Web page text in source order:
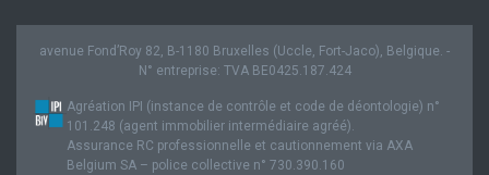
avenue Fond’Roy 82, B-1180 Bruxelles (Uccle, Fort-Jaco), Belgique. -
N° entreprise: TVA BE0425.187.424
Agréation IPI (instance de contrôle et code de déontologie) n°
101.248 (agent immobilier intermédiaire agréé).
Assurance RC professionnelle et cautionnement via AXA
Belgium SA – police collective n° 730.390.160